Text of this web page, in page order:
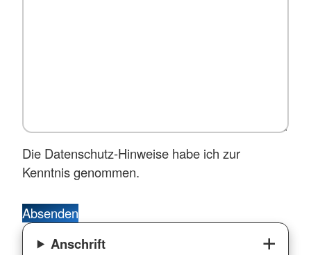
Die Datenschutz-Hinweise habe ich zur
Kenntnis genommen.
Absenden
Anschrift